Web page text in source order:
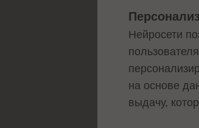
Нейросети
на основе
выдачу,